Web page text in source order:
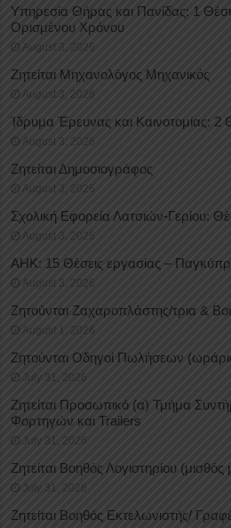
Υπηρεσία Θήρας και Πανίδας: 1
Oρισμένου Xρόνου
August 3, 2026
Ζητείται Μηχανολόγος Μηχανικός
August 3, 2026
Ίδρυμα Έρευνας και Καινοτομίας: 2
August 3, 2026
Ζητείται Δημοσιογράφος
August 3, 2026
Σχολική Εφορεία Λατσιών-Γερίου:
August 3, 2026
ΑΗΚ: 15 Θέσεις εργασίας –
August 3, 2026
Ζητούνται Ζαχαροπλάστης/τρια &
August 1, 2026
Ζητούνται Οδηγοί Πωλήσεων
July 31, 2026
Ζητείται Προσωπικό (α) Τμήμα
Φορτηγών και Trailers
July 31, 2026
Ζητείται Βοηθός Λογιστηρίου
July 31, 2026
Ζητείται Βοηθός Εκτελωνιστής/